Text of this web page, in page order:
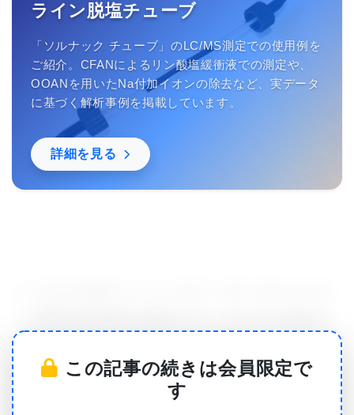
ライン脱塩チューブ
「ソルナック チューブ」のLC/MS測定での使用例を
ご紹介。CFANによるリン酸塩緩衝液での測定や、
OOANを用いたNa付加イオンの除去など、実データ
に基づく解析事例を掲載しています。
詳細を見る
Klaus Pantel, MD, PhDが､｢Liquid Biopsy in Cancer
(がんの液体生検)｣のテーマで語り､また､ニューヨー
ク市のワイルコーネル大学医学部で教授を務める
この記事の続きは会員限定で
す